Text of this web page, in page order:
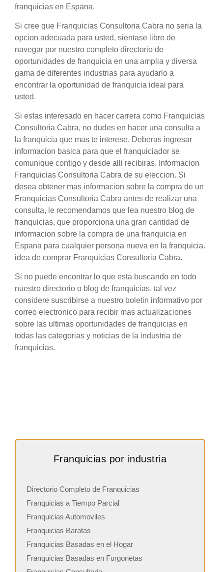
franquicias en Espana.
Si cree que Franquicias Consultoria Cabra no seria la
opcion adecuada para usted, sientase libre de
navegar por nuestro completo directorio de
oportunidades de franquicia en una amplia y diversa
gama de diferentes industrias para ayudarlo a
encontrar la oportunidad de franquicia ideal para
usted.
Si estas interesado en hacer carrera como Franquicias
Consultoria Cabra, no dudes en hacer una consulta a
la franquicia que mas te interese. Deberas ingresar
informacion basica para que el franquiciador se
comunique contigo y desde alli recibiras. Informacion
Franquicias Consultoria Cabra de su eleccion. Si
desea obtener mas informacion sobre la compra de un
Franquicias Consultoria Cabra antes de realizar una
consulta, le recomendamos que lea nuestro blog de
franquicias, que proporciona una gran cantidad de
informacion sobre la compra de una franquicia en
Espana para cualquier persona nueva en la franquicia.
idea de comprar Franquicias Consultoria Cabra.
Si no puede encontrar lo que esta buscando en todo
nuestro directorio o blog de franquicias, tal vez
considere suscribirse a nuestro boletin informativo por
correo electronico para recibir mas actualizaciones
sobre las ultimas oportunidades de franquicias en
todas las categorias y noticias de la industria de
franquicias.
Franquicias por industria
Directorio Completo de Franquicias
Franquicias a Tiempo Parcial
Franquicias Automoviles
Franquicias Baratas
Franquicias Basadas en el Hogar
Franquicias Basadas en Furgonetas